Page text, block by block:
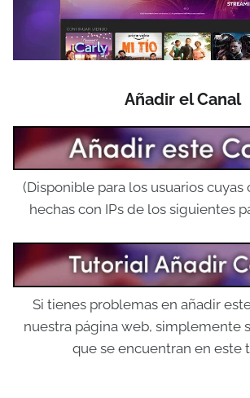
Añadir el Canal
(Disponible para los usuarios cuyas
hechas con IPs de los siguientes
Si tienes problemas en añadir
nuestra página web, simplemente
que se encuentran en este